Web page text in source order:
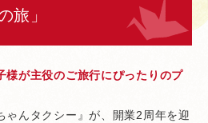
旅」
様が主役のご旅行にぴったりのプ
ゃんタクシー』が、開業2周年を迎